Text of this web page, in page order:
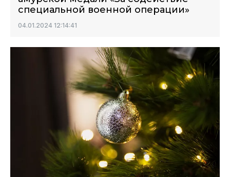
специальной военной операции»
04.01.2024 12:14:41